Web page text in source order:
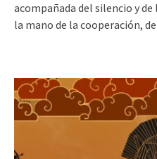
acompañada del silencio y
la mano de la cooperación,